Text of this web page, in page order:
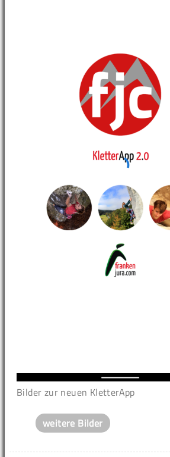
Bilder zur neuen KletterApp
weitere Bilder